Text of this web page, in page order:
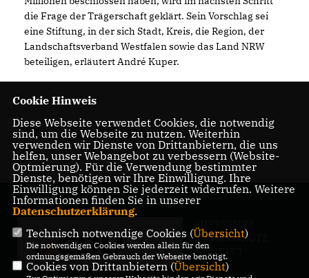
die Frage der Trägerschaft geklärt. Sein Vorschlag sei
eine Stiftung, in der sich Stadt, Kreis, die Region, der
Landschaftsverband Westfalen sowie das Land NRW
beteiligen, erläutert André Kuper.
17.12.2020, 08:36 Uhr
DATENSCHUTZ
KONTAKT
Cookie Hinweis
Diese Webseite verwendet Cookies, die notwendig
sind, um die Webseite zu nutzen. Weiterhin
verwenden wir Dienste von Drittanbietern, die uns
helfen, unser Webangebot zu verbessern (Website-
Optmierung). Für die Verwendung bestimmter
Dienste, benötigen wir Ihre Einwilligung. Ihre
Einwilligung können Sie jederzeit widerrufen. Weitere
Informationen finden Sie in unserer
Datenschutzerklärung.
Technisch notwendige Cookies (Übersicht)
Die notwendigen Cookies werden allein für den
ordnungsgemäßen Gebrauch der Webseite benötigt.
Cookies von Drittanbietern (Übersicht)